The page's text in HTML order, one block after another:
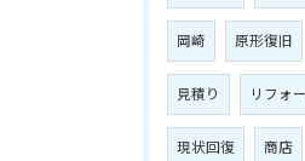
岡崎 原形復旧
見積り リフォ
現状回復 商店